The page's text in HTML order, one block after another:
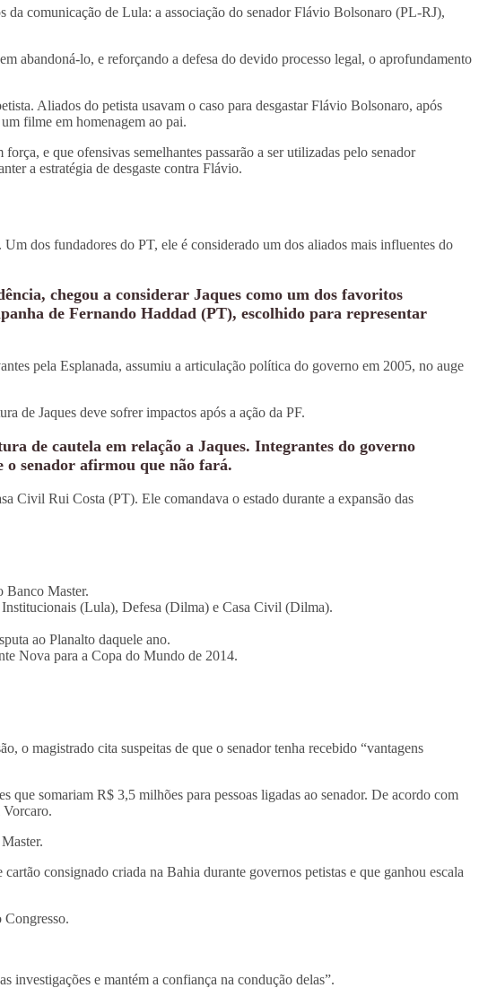
comunicação de Lula: a associação do senador Flávio Bolsonaro (PL-RJ),
abandoná-lo, e reforçando a defesa do devido processo legal, o aprofundamento
Aliados do petista usavam o caso para desgastar Flávio Bolsonaro, após
filme em homenagem ao pai.
e que ofensivas semelhantes passarão a ser utilizadas pelo senador
a estratégia de desgaste contra Flávio.
dos fundadores do PT, ele é considerado um dos aliados mais influentes do
chegou a considerar Jaques como um dos favoritos
de Fernando Haddad (PT), escolhido para representar
pela Esplanada, assumiu a articulação política do governo em 2005, no auge
de Jaques deve sofrer impactos após a ação da PF.
de cautela em relação a Jaques. Integrantes do governo
o senador afirmou que não fará.
Civil Rui Costa (PT). Ele comandava o estado durante a expansão das
Banco Master.
(Lula), Defesa (Dilma) e Casa Civil (Dilma).
ao Planalto daquele ano.
Nova para a Copa do Mundo de 2014.
o magistrado cita suspeitas de que o senador tenha recebido “vantagens
que somariam R$ 3,5 milhões para pessoas ligadas ao senador. De acordo com
consignado criada na Bahia durante governos petistas e que ganhou escala
Congresso.
investigações e mantém a confiança na condução delas”.